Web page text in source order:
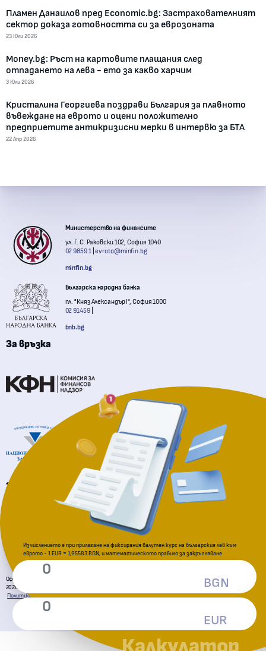
Пламен Данаилов пред Economic.bg: Застрахователният
сектор доказа готовността си за еврозоната
23 Юли 2026
Money.bg: Pъcт нa ĸapтoвитe плaщaния cлeд
oтпaдaнeтo нa лeвa - eтo зa ĸaĸвo xapчим
3 Юли 2026
Кристалина Георгиева поздрави България за плавното
въвеждане на еврото и оцени положително
предприетите антикризисни мерки в интервю за БТА
22 Апр 2026
Контакти с институции
Министерство на финансите
ул. Г. С. Раковски 102, София 1040
02 9859 1
evroto@minfin.bg
minfin.bg
Българска народна банка
пл. "Княз Александър I", София 1000
02 91459
bnb.bg
За връзка
Национална агенция за приходите
За подаване на сигнали
Комисия за защита на потребителите
Официална страница за приемане на еврото в Република България
2026 © Всички права запазени. Министерство на финансите
Политика за поверителност
Изчислението е при прилагане на фиксирания валутен курс на българския лев към
еврото - 1 EUR = 1,95583 BGN, и математическото правило за закръгляване.
BGN
EUR
Калкулатор